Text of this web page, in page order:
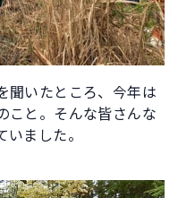
聞いたところ、今年は
こと。そんな皆さんな
ました。